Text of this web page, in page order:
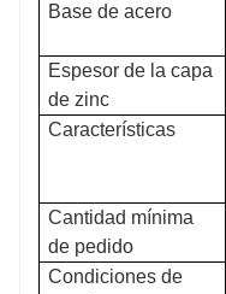
Base de acero
Espesor de la capa
de zinc
Características
Cantidad mínima
de pedido
Condiciones de